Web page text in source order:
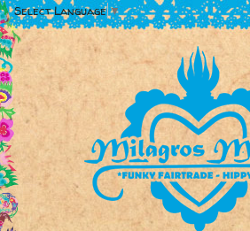
Select Language ▼